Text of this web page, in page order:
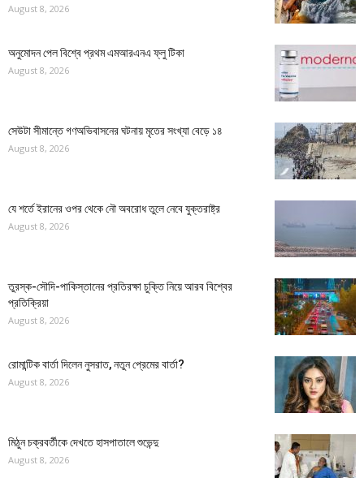
August 8, 2026
অনুমোদন পেল বিশ্বে প্রথম এমআরএনএ ফ্লু টিকা
August 8, 2026
সেউটা সীমান্তে গণঅভিবাসনের ঘটনায় মৃতের সংখ্যা বেড়ে ১৪
August 8, 2026
যে শর্তে ইরানের ওপর থেকে নৌ অবরোধ তুলে নেবে যুক্তরাষ্ট্র
August 8, 2026
তুরস্ক-সৌদি-পাকিস্তানের প্রতিরক্ষা চুক্তি নিয়ে আরব বিশ্বের
প্রতিক্রিয়া
August 8, 2026
রোমান্টিক বার্তা দিলেন নুসরাত, নতুন প্রেমের বার্তা?
August 8, 2026
মিঠুন চক্রবর্তীকে দেখতে হাসপাতালে শুভেন্দু
August 8, 2026